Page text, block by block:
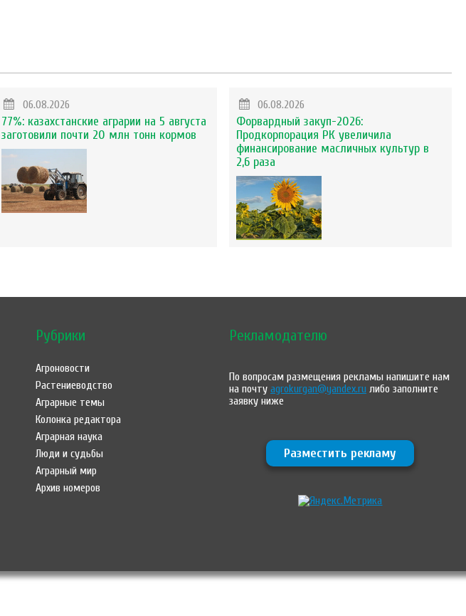
06.08.2026
77%: казахстанские аграрии на 5 августа
заготовили почти 20 млн тонн кормов
06.08.2026
Форвардный закуп-2026:
Продкорпорация РК увеличила
финансирование масличных культур в
2,6 раза
Рубрики
Агроновости
Растениеводство
Аграрные темы
Колонка редактора
Аграрная наука
Люди и судьбы
Аграрный мир
Архив номеров
Рекламодателю
По вопросам размещения рекламы напишите нам
на почтуagrokurgan@yandex.ru либо заполните
заявку ниже
Разместить рекламу